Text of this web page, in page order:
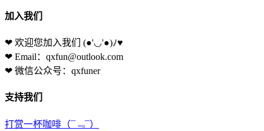
加入我们
❤ 欢迎您加入我们 (●'◡'●)ﾉ♥
❤ Email：qxfun@outlook.com
❤ 微信公众号：qxfuner
支持我们
打赏一杯咖啡 （¯﹃¯）